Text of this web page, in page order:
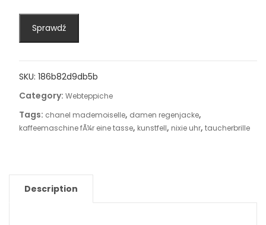
Sprawdź
SKU: 186b82d9db5b
Category: Webteppiche
Tags: chanel mademoiselle, damen regenjacke,
kaffeemaschine fÃ¼r eine tasse, kunstfell, nixie uhr, taucherbrille
Description